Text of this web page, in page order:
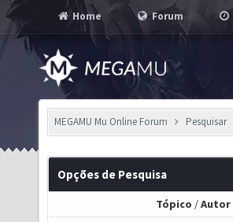
Home Forum
MEGAMU Mu Online Forum Pesquisar
Opções de Pesquisa
Tópico /Autor